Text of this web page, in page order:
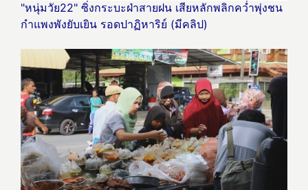
"หนุ่มวัย22" ซิ่งกระบะฝ่าสายฝน เสียหลักพลิกคว่ำพุ่งชน
กำแพงพังยับเยิน รอดปาฏิหาริย์ (มีคลิป)